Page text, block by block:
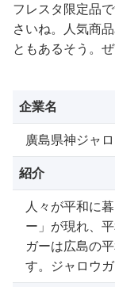
フレスタ限定品
さいね。人気商
ともあるそう。
企業名
廣島県神ジャ
紹介
人々が平和に
ー」が現れ、
ガーは広島の
す。ジャロウ